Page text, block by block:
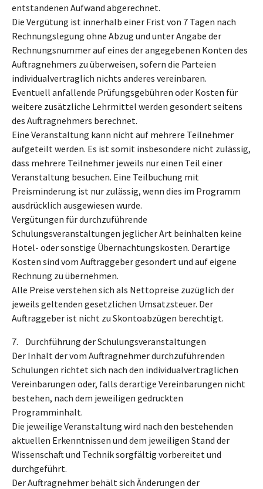
entstandenen Aufwand abgerechnet.
Die Vergütung ist innerhalb einer Frist von 7 Tagen nach
Rechnungslegung ohne Abzug und unter Angabe der
Rechnungsnummer auf eines der angegebenen Konten des
Auftragnehmers zu überweisen, sofern die Parteien
individualvertraglich nichts anderes vereinbaren.
Eventuell anfallende Prüfungsgebühren oder Kosten für
weitere zusätzliche Lehrmittel werden gesondert seitens
des Auftragnehmers berechnet.
Eine Veranstaltung kann nicht auf mehrere Teilnehmer
aufgeteilt werden. Es ist somit insbesondere nicht zulässig,
dass mehrere Teilnehmer jeweils nur einen Teil einer
Veranstaltung besuchen. Eine Teilbuchung mit
Preisminderung ist nur zulässig, wenn dies im Programm
ausdrücklich ausgewiesen wurde.
Vergütungen für durchzuführende
Schulungsveranstaltungen jeglicher Art beinhalten keine
Hotel- oder sonstige Übernachtungskosten. Derartige
Kosten sind vom Auftraggeber gesondert und auf eigene
Rechnung zu übernehmen.
Alle Preise verstehen sich als Nettopreise zuzüglich der
jeweils geltenden gesetzlichen Umsatzsteuer. Der
Auftraggeber ist nicht zu Skontoabzügen berechtigt.
7. Durchführung der Schulungsveranstaltungen
Der Inhalt der vom Auftragnehmer durchzuführenden
Schulungen richtet sich nach den individualvertraglichen
Vereinbarungen oder, falls derartige Vereinbarungen nicht
bestehen, nach dem jeweiligen gedruckten
Programminhalt.
Die jeweilige Veranstaltung wird nach den bestehenden
aktuellen Erkenntnissen und dem jeweiligen Stand der
Wissenschaft und Technik sorgfältig vorbereitet und
durchgeführt.
Der Auftragnehmer behält sich Änderungen der